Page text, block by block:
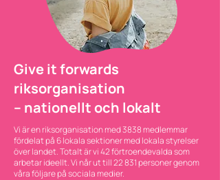
Give it forwards
riksorganisation
– nationellt och lokalt
Vi är en riksorganisation med 3838 medlemmar
fördelat på 6 lokala sektioner med lokala styrelser
över landet. Totalt är vi 42 förtroendevalda som
arbetar ideellt. Vi når ut till 22 831 personer genom
våra följare på sociala medier.